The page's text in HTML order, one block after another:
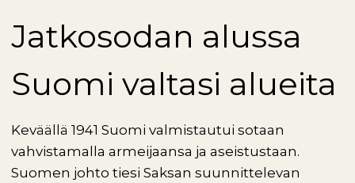
Jatkosodan alussa
Suomi valtasi alueita
Keväällä 1941 Suomi valmistautui sotaan
vahvistamalla armeijaansa ja aseistustaan.
Suomen johto tiesi Saksan suunnittelevan